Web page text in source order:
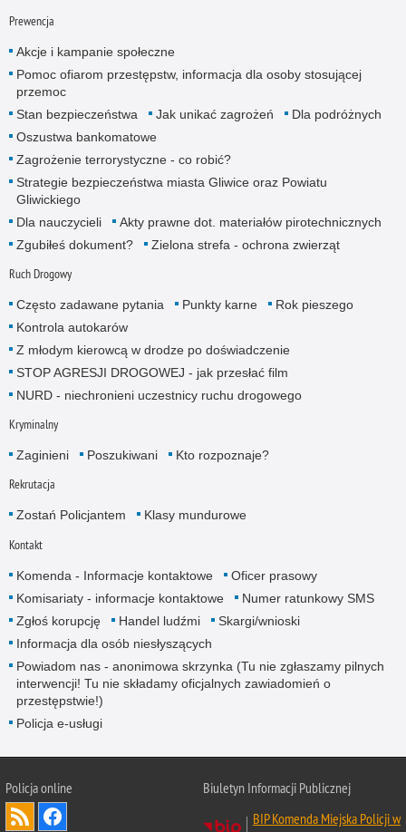
Prewencja
Akcje i kampanie społeczne
Pomoc ofiarom przestępstw, informacja dla osoby stosującej
przemoc
Stan bezpieczeństwa
Jak unikać zagrożeń
Dla podróżnych
Oszustwa bankomatowe
Zagrożenie terrorystyczne - co robić?
Strategie bezpieczeństwa miasta Gliwice oraz Powiatu
Gliwickiego
Dla nauczycieli
Akty prawne dot. materiałów pirotechnicznych
Zgubiłeś dokument?
Zielona strefa - ochrona zwierząt
Ruch Drogowy
Często zadawane pytania Punkty karne
Rok pieszego
Kontrola autokarów
Z młodym kierowcą w drodze po doświadczenie
STOP AGRESJI DROGOWEJ - jak przesłać film
NURD - niechronieni uczestnicy ruchu drogowego
Kryminalny
Zaginieni Poszukiwani Kto rozpoznaje?
Rekrutacja
Zostań Policjantem Klasy mundurowe
Kontakt
Komenda - Informacje kontaktowe
Oficer prasowy
Komisariaty - informacje kontaktowe
Numer ratunkowy SMS
Zgłoś korupcję
Handel ludźmi
Skargi/wnioski
Informacja dla osób niesłyszących
Powiadom nas - anonimowa skrzynka (Tu nie zgłaszamy pilnych
interwencji! Tu nie składamy oficjalnych zawiadomień o
przestępstwie!)
Policja e-usługi
Policja online
Biuletyn Informacji Publicznej
BIP Komenda Miejska Policji w